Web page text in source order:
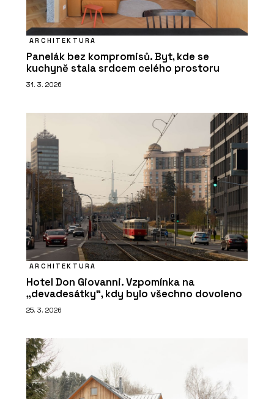
ARCHITEKTURA
Panelák bez kompromisů. Byt, kde se
kuchyně stala srdcem celého prostoru
31. 3. 2026
ARCHITEKTURA
Hotel Don Giovanni. Vzpomínka na
„devadesátky“, kdy bylo všechno dovoleno
25. 3. 2026